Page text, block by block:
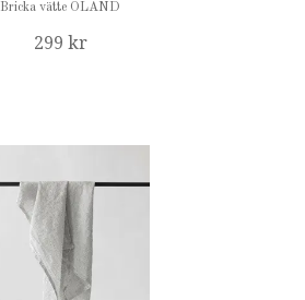
Bricka vätte ÖLAND
299 kr